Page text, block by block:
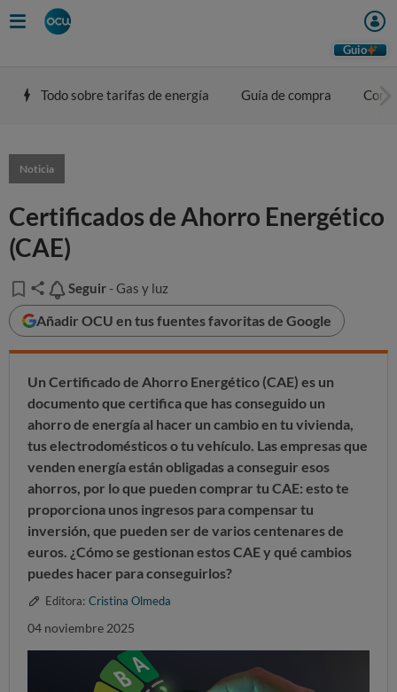
Guio
Todo sobre tarifas de energía Guía de compra
Noticia
Certificados de Ahorro Energético
(CAE)
Seguir
Seguir - Gas y luz
Añadir OCU en tus fuentes favoritas de Google
Un Certificado de Ahorro Energético (CAE) es un
documento que certifica que has conseguido un
ahorro de energíaal hacer un cambio en tu vivienda,
tus electrodomésticos o tu vehículo. Las empresas que
venden energíaestán obligadas a conseguir esos
ahorros, por lo que pueden comprar tu CAE: esto te
proporciona unos ingresos para compensar tu
inversión, que pueden ser de varios centenares de
euros. ¿Cómo se gestionan estos CAE y qué cambios
puedes hacer para conseguirlos?
Editora: Cristina Olmeda
04 noviembre 2025